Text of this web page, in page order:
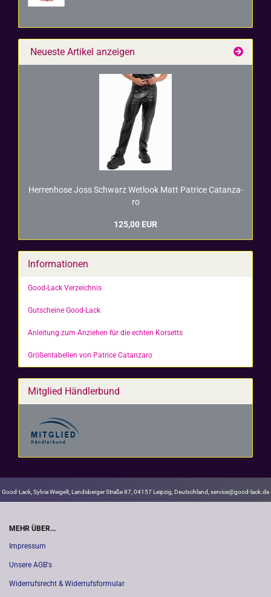
Neueste Artikel anzeigen
Her­ren­ho­se Joss Schwarz Wet­look Matt Pa­tri­ce Ca­t­an­za­
ro
125,00 EUR
Informationen
Good-Lack Verzeichnis
Gutscheine Good-Lack
Anleitung zum Anziehen für die echten Korsetts
Größentabellen von Patrice Catanzaro
Mitglied Händlerbund
Good-Lack, Sylvia Weigelt, Landsberger Straße 87, 04157 Leipzig, Deutschland, service@good-lack.de
MEHR ÜBER...
Impressum
Unsere AGB's
Widerrufsrecht & Widerrufsformular